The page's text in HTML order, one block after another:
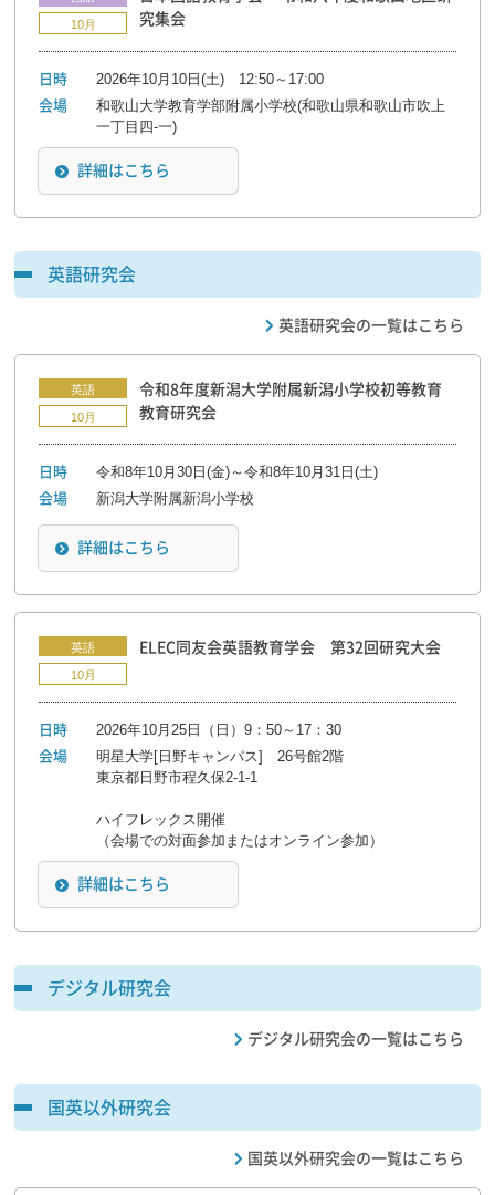
10月
究集会
日時 2026年10月10日(土) 12:50～17:00
会場
和歌山大学教育学部附属小学校(和歌山県和歌山市吹上
一丁目四-一)
詳細はこちら
英語研究会
英語研究会の一覧はこちら
英語
10月
令和8年度新潟大学附属新潟小学校初等教育
教育研究会
日時 令和8年10月30日(金)～令和8年10月31日(土)
会場 新潟大学附属新潟小学校
詳細はこちら
英語
10月
ELEC同友会英語教育学会 第32回研究大会
日時 2026年10月25日（日）9：50～17：30
会場
明星大学[日野キャンパス] 26号館2階
東京都日野市程久保2-1-1
ハイフレックス開催
（会場での対面参加またはオンライン参加）
詳細はこちら
デジタル研究会
デジタル研究会の一覧はこちら
国英以外研究会
国英以外研究会の一覧はこちら